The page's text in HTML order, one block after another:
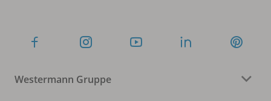
Westermann Gruppe